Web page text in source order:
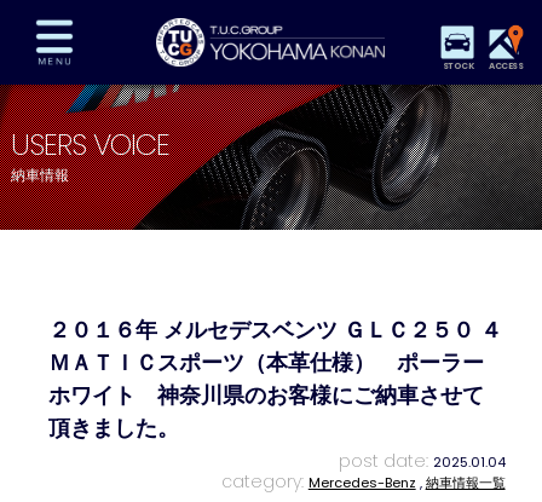
STOCK ACCESS
在庫車両情報 保証&サービス パーツリスト
TUCとは？ 店舗情報 アクセスマップ
全国納車 特別作業 注文販売
プライバシーポリシー スタッフblog 納車blog
USERS VOICE
納車情報
２０１６年 メルセデスベンツ ＧＬＣ２５０ ４
ＭＡＴＩＣスポーツ（本革仕様） ポーラー
ホワイト 神奈川県のお客様にご納車させて
頂きました。
post date: 2025.01.04
category: Mercedes-Benz ,納車情報一覧